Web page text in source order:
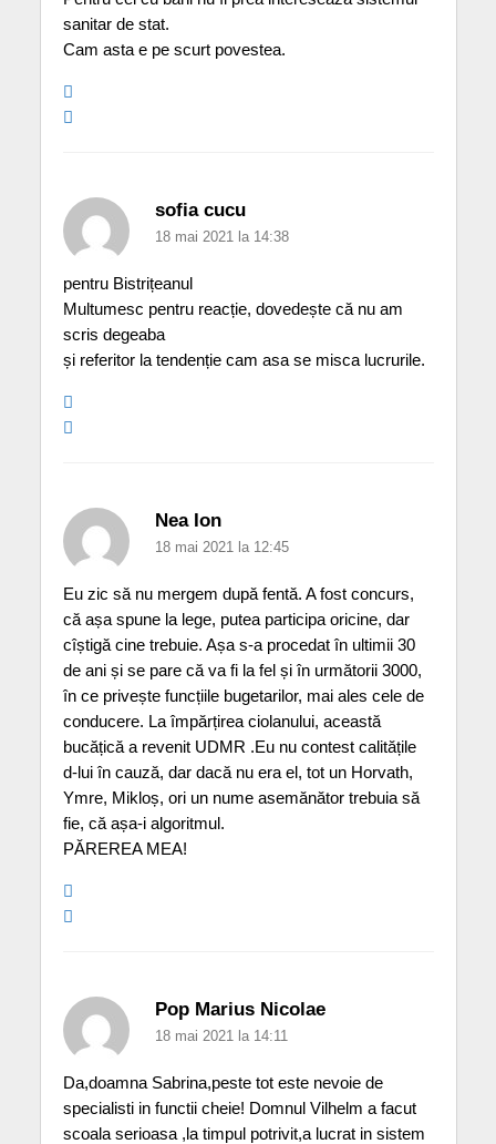
sanitar de stat.
Cam asta e pe scurt povestea.
sofia cucu
18 mai 2021 la 14:38
pentru Bistrițeanul
Multumesc pentru reacție, dovedește că nu am
scris degeaba
și referitor la tendenție cam asa se misca lucrurile.
Nea Ion
18 mai 2021 la 12:45
Eu zic să nu mergem după fentă. A fost concurs,
că așa spune la lege, putea participa oricine, dar
cîștigă cine trebuie. Așa s-a procedat în ultimii 30
de ani și se pare că va fi la fel și în următorii 3000,
în ce privește funcțiile bugetarilor, mai ales cele de
conducere. La împărțirea ciolanului, această
bucățică a revenit UDMR .Eu nu contest calitățile
d-lui în cauză, dar dacă nu era el, tot un Horvath,
Ymre, Mikloș, ori un nume asemănător trebuia să
fie, că așa-i algoritmul.
PĂREREA MEA!
Pop Marius Nicolae
18 mai 2021 la 14:11
Da,doamna Sabrina,peste tot este nevoie de
specialisti in functii cheie! Domnul Vilhelm a facut
scoala serioasa ,la timpul potrivit,a lucrat in sistem